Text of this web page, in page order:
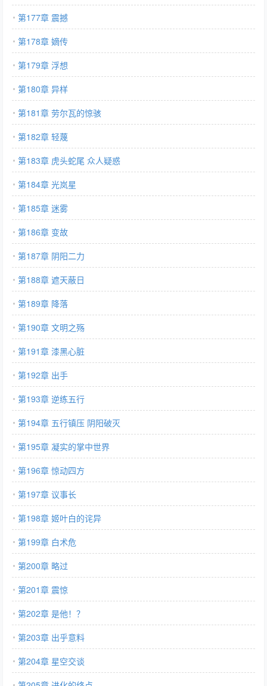
第177章 震撼
第178章 嫡传
第179章 浮想
第180章 异样
第181章 劳尔瓦的惊骇
第182章 轻蔑
第183章 虎头蛇尾 众人疑惑
第184章 光岚星
第185章 迷雾
第186章 变故
第187章 阴阳二力
第188章 遮天蔽日
第189章 降落
第190章 文明之殇
第191章 漆黑心脏
第192章 出手
第193章 逆练五行
第194章 五行镇压 阴阳破灭
第195章 凝实的掌中世界
第196章 惊动四方
第197章 议事长
第198章 姬叶白的诧异
第199章 白术危
第200章 略过
第201章 震惊
第202章 是他！？
第203章 出乎意料
第204章 星空交谈